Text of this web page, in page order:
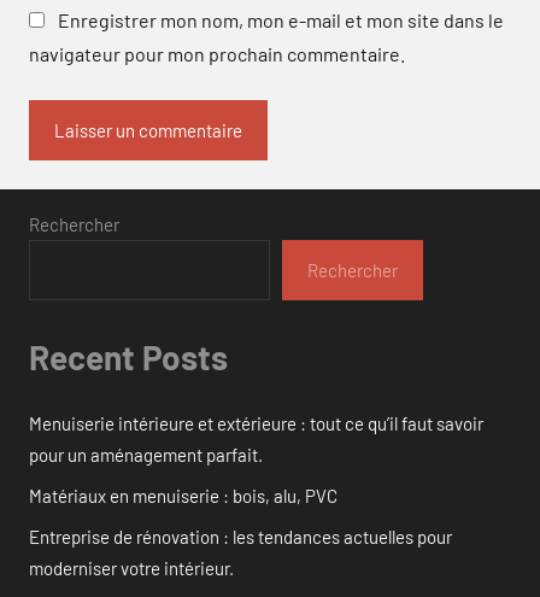
Enregistrer mon nom, mon e-mail et mon site dans le
navigateur pour mon prochain commentaire.
Rechercher
Rechercher
Recent Posts
Menuiserie intérieure et extérieure : tout ce qu’il faut savoir
pour un aménagement parfait.
Matériaux en menuiserie : bois, alu, PVC
Entreprise de rénovation : les tendances actuelles pour
moderniser votre intérieur.